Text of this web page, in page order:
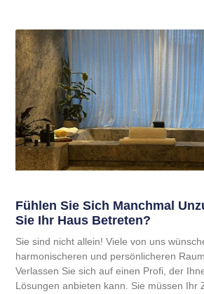
Fühlen Sie Sich Manchmal
Sie Ihr Haus Betreten?
Sie sind nicht allein! Viele von uns
harmonischeren und persönlicheren
Verlassen Sie sich auf einen Profi, der
Lösungen anbieten kann. Sie müssen Ihr